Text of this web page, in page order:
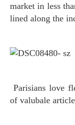
market in less
lined along the
Parisians love flea markets and you can find all sorts
of valubale